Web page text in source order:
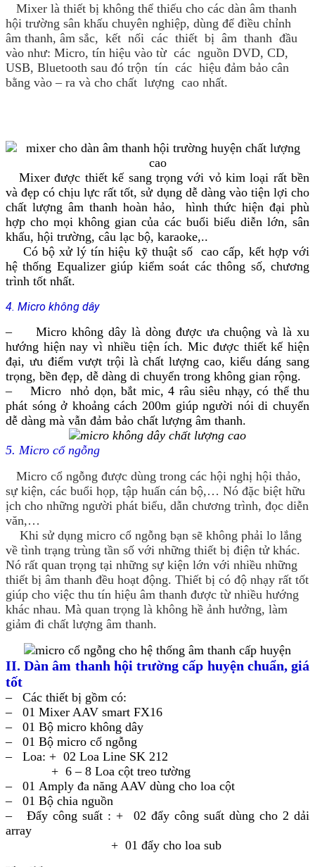
Mixer là thiết bị không thể thiếu cho các dàn âm thanh
hội trường sân khấu chuyên nghiệp, dùng để điều chỉnh
âm thanh, âm sắc, kết nối các thiết bị âm thanh đầu
vào như: Micro, tín hiệu vào từ các nguồn DVD, CD,
USB, Bluetooth sau đó trộn tín các hiệu đảm bảo cân
bằng vào – ra và cho chất lượng cao nhất.
Mixer được thiết kế sang trọng với vỏ kim loại rất bền
và đẹp có chịu lực rất tốt, sử dụng dễ dàng vào tiện lợi cho
chất lượng âm thanh hoàn hảo, hình thức hiện đại phù
hợp cho mọi không gian của các buổi biểu diễn lớn, sân
khấu, hội trường, câu lạc bộ, karaoke,..
Có bộ xử lý tín hiệu kỹ thuật số cao cấp, kết hợp với
hệ thống Equalizer giúp kiểm soát các thông số, chương
trình tốt nhất.
4. Micro không dây
– Micro không dây là dòng được ưa chuộng và là xu
hướng hiện nay vì nhiều tiện ích. Mic được thiết kế hiện
đại, ưu điểm vượt trội là chất lượng cao, kiểu dáng sang
trọng, bền đẹp, dễ dàng di chuyển trong không gian rộng.
– Micro nhỏ dọn, bắt mic, 4 râu siêu nhạy, có thể thu
phát sóng ở khoảng cách 200m giúp người nói di chuyển
dễ dàng mà vẫn đảm bảo chất lượng âm thanh.
5. Micro cổ ngỗng
Micro cổ ngỗng được dùng trong các hội nghị hội thảo,
sự kiện, các buổi họp, tập huấn cán bộ,… Nó đặc biệt hữu
ịch cho những người phát biểu, dẫn chương trình, đọc diễn
văn,…
Khi sử dụng micro cổ ngỗng bạn sẽ không phải lo lắng
về tình trạng trùng tần số với những thiết bị điện tử khác.
Nó rất quan trọng tại những sự kiện lớn với nhiều những
thiết bị âm thanh đều hoạt động. Thiết bị có độ nhạy rất tốt
giúp cho việc thu tín hiệu âm thanh được từ nhiều hướng
khác nhau. Mà quan trọng là không hề ảnh hưởng, làm
giảm đi chất lượng âm thanh.
II. Dàn âm thanh hội trường cấp huyện chuẩn, giá
tốt
– Các thiết bị gồm có:
– 01 Mixer AAV smart FX16
– 01 Bộ micro không dây
– 01 Bộ micro cổ ngỗng
– Loa: + 02 Loa Line SK 212
+ 6 – 8 Loa cột treo tường
– 01 Amply đa năng AAV dùng cho loa cột
– 01 Bộ chia nguồn
– Đẩy công suất : + 02 đẩy công suất dùng cho 2 dải
array
+ 01 đẩy cho loa sub